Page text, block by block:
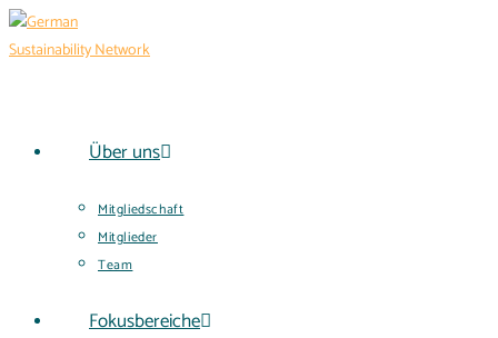
Über uns
Mitgliedschaft
Mitglieder
Team
Fokusbereiche